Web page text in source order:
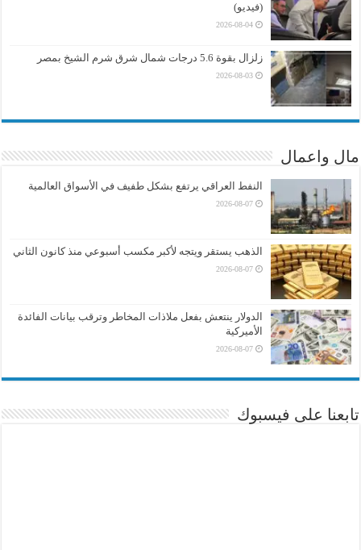
(فيديو)
2026-08-04
زلزال بقوة 5.6 درجات شمال شرق شرم الشيخ بمصر
2026-08-03
مال واعمال
النفط العراقي يرتفع بشكل طفيف في الأسواق العالمية
2026-08-07
الذهب يستقر ويتجه لأكبر مكسب أسبوعي منذ كانون الثاني
2026-08-07
الدولار ينتعش بفعل ملاذات المخاطر وترقب بيانات الفائدة
الأميركية
2026-08-07
تابعنا على فيسبوك